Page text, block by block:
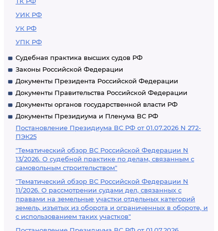
УИК РФ
УК РФ
УПК РФ
Судебная практика высших судов РФ
Законы Российской Федерации
Документы Президента Российской Федерации
Документы Правительства Российской Федерации
Документы органов государственной власти РФ
Документы Президиума и Пленума ВС РФ
Постановление Президиума ВС РФ от 01.07.2026 N 272-
ПЭК25
"Тематический обзор ВС Российской Федерации N
13/2026. О судебной практике по делам, связанным с
самовольным строительством"
"Тематический обзор ВС Российской Федерации N
11/2026. О рассмотрении судами дел, связанных с
правами на земельные участки отдельных категорий
земель, изъятых из оборота и ограниченных в обороте, и
с использованием таких участков"